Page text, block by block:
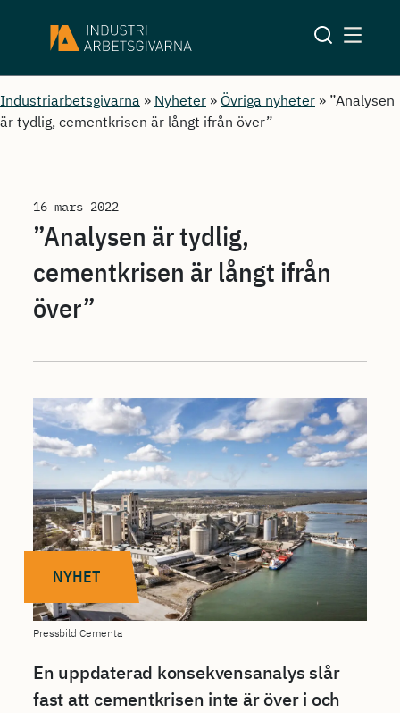
Industriarbetsgivarna » Nyheter » Övriga nyheter » ”Analysen
är tydlig, cementkrisen är långt ifrån över”
16 mars 2022
”Analysen är tydlig,
cementkrisen är långt ifrån
över”
NYHET
Pressbild Cementa
En uppdaterad konsekvensanalys slår
fast att cementkrisen inte är över i och